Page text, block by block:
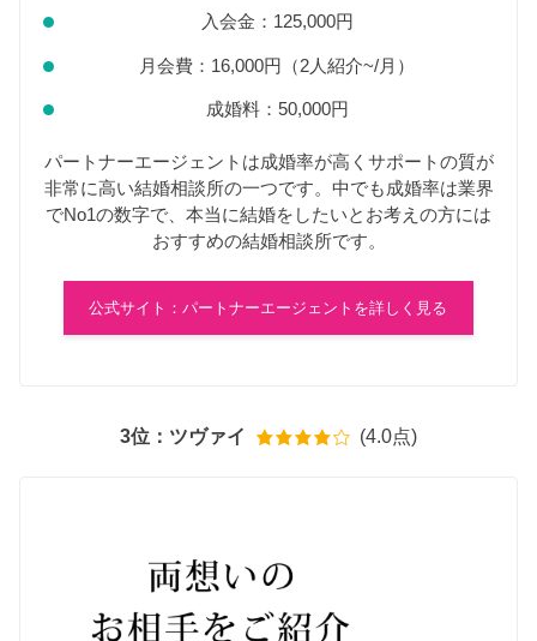
入会金：125,000円
月会費：16,000円（2人紹介~/月）
成婚料：50,000円
パートナーエージェントは成婚率が高くサポートの質が
非常に高い結婚相談所の一つです。中でも成婚率は業界
でNo1の数字で、本当に結婚をしたいとお考えの方には
おすすめの結婚相談所です。
公式サイト：パートナーエージェントを詳しく見る
3位：ツヴァイ (4.0点)